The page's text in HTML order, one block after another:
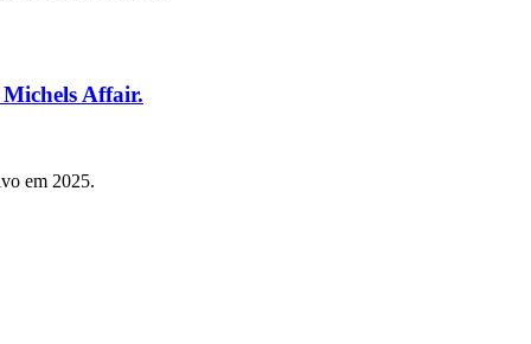
Affair.
em 2025.